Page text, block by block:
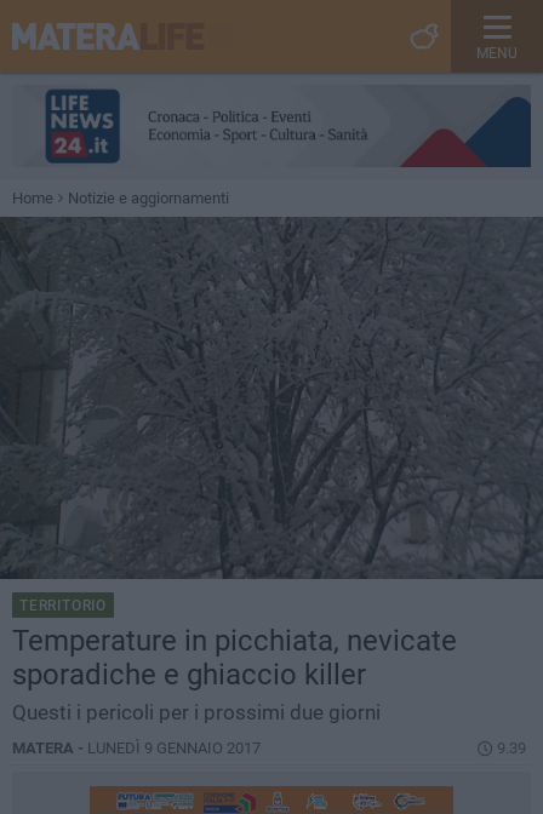
MENU
Home Notizie e aggiornamenti
TERRITORIO
Temperature in picchiata, nevicate
sporadiche e ghiaccio killer
Questi i pericoli per i prossimi due giorni
MATERA - LUNEDÌ 9 GENNAIO 2017 9.39